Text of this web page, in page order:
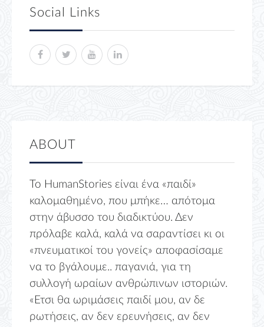
Social Links
ABOUT
Το HumanStories είναι ένα «παιδί»
καλομαθημένο, που μπήκε… απότομα
στην άβυσσο του διαδικτύου. Δεν
πρόλαβε καλά, καλά να σαραντίσει κι οι
«πνευματικοί του γονείς» αποφασίσαμε
να το βγάλουμε.. παγανιά, για τη
συλλογή ωραίων ανθρώπινων ιστοριών.
«Ετσι θα ωριμάσεις παιδί μου, αν δε
ρωτήσεις, αν δεν ερευνήσεις, αν δεν